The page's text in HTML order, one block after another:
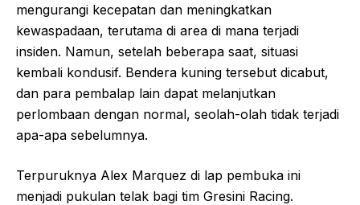
mengurangi kecepatan dan meningkatkan
kewaspadaan, terutama di area di mana terjadi
insiden. Namun, setelah beberapa saat, situasi
kembali kondusif. Bendera kuning tersebut dicabut,
dan para pembalap lain dapat melanjutkan
perlombaan dengan normal, seolah-olah tidak terjadi
apa-apa sebelumnya.
Terpuruknya Alex Marquez di lap pembuka ini
menjadi pukulan telak bagi tim Gresini Racing.